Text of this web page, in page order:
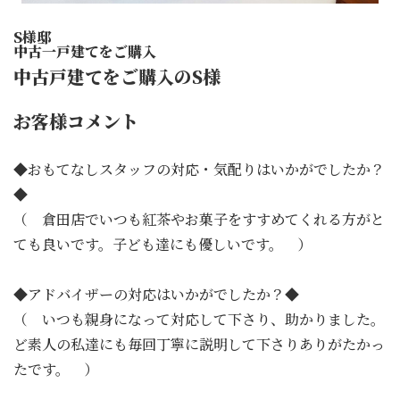
S様邸
中古一戸建てをご購入
中古戸建てをご購入のS様
お客様コメント
◆おもてなしスタッフの対応・気配りはいかがでしたか？
◆
（ 倉田店でいつも紅茶やお菓子をすすめてくれる方がと
ても良いです。子ども達にも優しいです。 ）
◆アドバイザーの対応はいかがでしたか？◆
（ いつも親身になって対応して下さり、助かりました。
ど素人の私達にも毎回丁寧に説明して下さりありがたかっ
たです。 ）